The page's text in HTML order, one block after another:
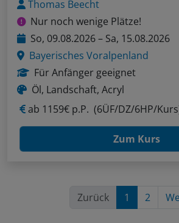
Thomas Beecht
Nur noch wenige Plätze!
So, 09.08.2026 – Sa, 15.08.2026
Bayerisches Voralpenland
Für Anfänger geeignet
Öl, Landschaft, Acryl
ab 1159€ p.P. (6ÜF/DZ/6HP/
Zum Kurs
Zurück 1 2